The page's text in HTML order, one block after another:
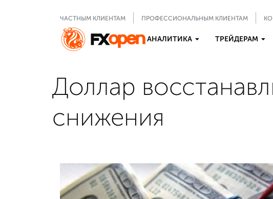
ЧАСТНЫМ КЛИЕНТАМ ПРОФЕССИОНАЛЬНЫМ КЛИЕНТАМ
АНАЛИТИКА ТРЕЙДЕРАМ
Доллар
снижения